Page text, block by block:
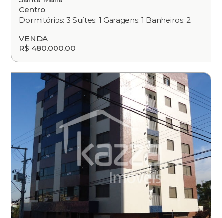
Centro
Dormitórios: 3 Suítes: 1 Garagens: 1 Banheiros: 2
VENDA
R$ 480.000,00